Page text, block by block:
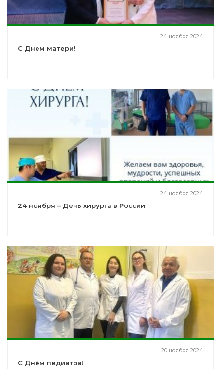
24 ноября 2024
С Днем матери!
24 ноября 2024
24 ноября – День хирурга в России
20 ноября 2024
С Днём педиатра!